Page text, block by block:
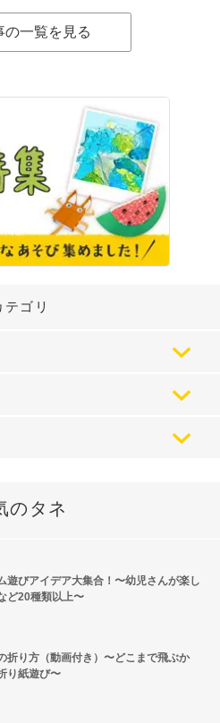
の一覧を見る
テゴリ
のタネ
遊びアイデア大集合！〜幼児さんが楽し
ど20種類以上〜
折り方（動画付き）〜どこまで飛ぶか
り紙遊び〜